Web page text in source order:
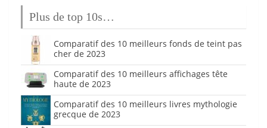
Plus de top 10s…
Comparatif des 10 meilleurs fonds de teint pas
cher de 2023
Comparatif des 10 meilleurs affichages tête
haute de 2023
Comparatif des 10 meilleurs livres mythologie
grecque de 2023